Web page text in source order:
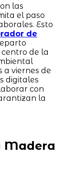
las
el paso
Esto
de
de la
viernes de
digitales
con
la
Madera